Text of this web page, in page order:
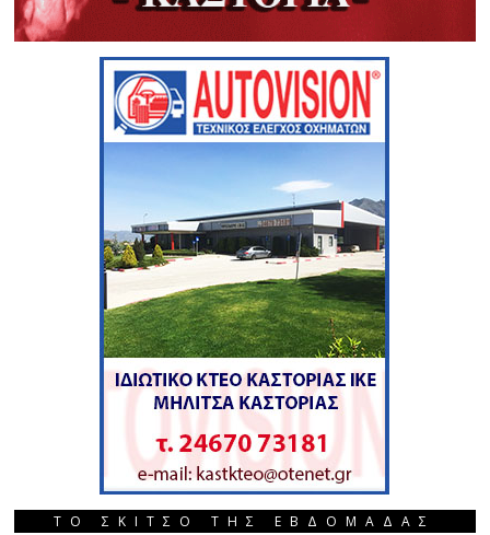
ΤΟ ΣΚΙΤΣΟ ΤΗΣ ΕΒΔΟΜΑΔΑΣ